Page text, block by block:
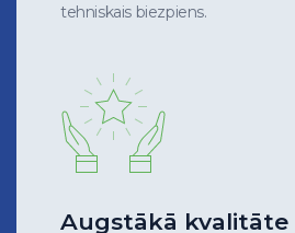
tehniskais biezpiens.
Augstākā kvalitāte